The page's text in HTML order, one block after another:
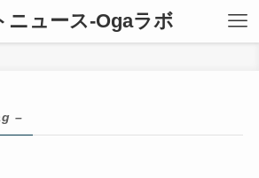
ニュース-Ogaラボ
–